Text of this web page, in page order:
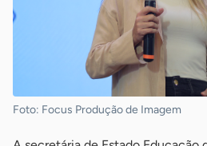
Foto: Focus Produção de Imagem